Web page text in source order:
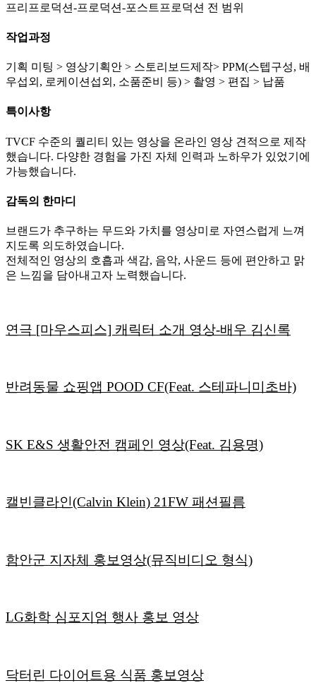
프리프로덕션-프로덕션-포스트프로덕션 전 범위
작업과정
기획 미팅 > 영상기획안 > 스토리보드제작> PPM(스텝구성, 배
우섭외, 로케이션섭외, 소품준비 등) > 촬영 > 편집 > 납품
특이사항
TVCF 수준의 퀄리티 있는 영상을 온라인 영상 견적으로 제작
했습니다. 다양한 경험을 가진 자체 인력과 노하우가 있었기에
가능했습니다.
감독의 한마디
브랜드가 추구하는 무드와 가치를 영상미로 자연스럽게 느껴
지도록 의도하였습니다.
전체적인 영상의 호흡과 색감, 음악, 사운드 등에 편안하고 맑
은 느낌을 담아내고자 노력했습니다.
연극 [마우스피스] 캐릭터 소개 영상-배우 김신록
반려동물 쇼핑앱 POOD CF(Feat. 스테파니미초바)
SK E&S 생활안전 캠페인 영상(Feat. 김용명)
캘빈클라인(Calvin Klein) 21FW 패션필름
함안군 지자체 홍보영상(뮤직비디오 형식)
LG화학 심포지엄 행사 홍보 영상
닥터린 다이어트용 식품 홍보영상